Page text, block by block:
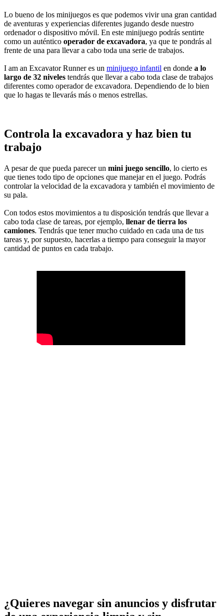
Lo bueno de los minijuegos es que podemos vivir una gran cantidad
de aventuras y experiencias diferentes jugando desde nuestro
ordenador o dispositivo móvil. En este minijuego podrás sentirte
como un auténtico operador de excavadora, ya que te pondrás al
frente de una para llevar a cabo toda una serie de trabajos.
I am an Excavator Runner es un minijuego infantil en donde a lo
largo de 32 niveles tendrás que llevar a cabo toda clase de trabajos
diferentes como operador de excavadora. Dependiendo de lo bien
que lo hagas te llevarás más o menos estrellas.
Controla la excavadora y haz bien tu
trabajo
A pesar de que pueda parecer un mini juego sencillo, lo cierto es
que tienes todo tipo de opciones que manejar en el juego. Podrás
controlar la velocidad de la excavadora y también el movimiento de
su pala.
Con todos estos movimientos a tu disposición tendrás que llevar a
cabo toda clase de tareas, por ejemplo, llenar de tierra los
camiones. Tendrás que tener mucho cuidado en cada una de tus
tareas y, por supuesto, hacerlas a tiempo para conseguir la mayor
cantidad de puntos en cada trabajo.
¿Quieres navegar sin anuncios y disfrutar